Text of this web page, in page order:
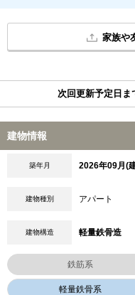
家族や
次回更新予定日ま
建物情報
築年月 2026年09月(
建物種別 アパート
建物構造 軽量鉄骨造
鉄筋系
軽量鉄骨系